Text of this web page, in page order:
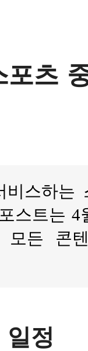
포츠
비스하
스트는
모든 콘
일정